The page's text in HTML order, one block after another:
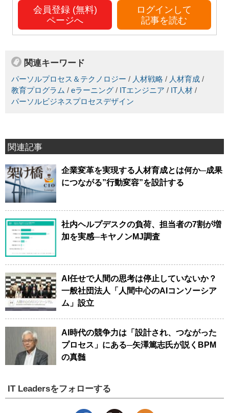
会員登録 (無料)
ページへ
ログインして
記事を読む
関連キーワード
パーソルプロセス＆テクノロジー / 人材戦略 / 人材育成 /
教育プログラム / eラーニング / ITエンジニア / IT人材 /
パーソルビジネスプロセスデザイン
関連記事
企業変革を実現する人材育成とは何か─成果
につながる”行動変容”を設計する
社内ヘルプデスクの負荷、担当者の7割が増
加を実感─キヤノンMJ調査
AI任せで人間の思考は停止していないか？
一般社団法人「人間中心のAIコンソーシア
ム」設立
AI時代の競争力は「設計され、つながった
プロセス」にある─矢澤篤志氏が説くBPM
の真髄
IT Leadersをフォローする